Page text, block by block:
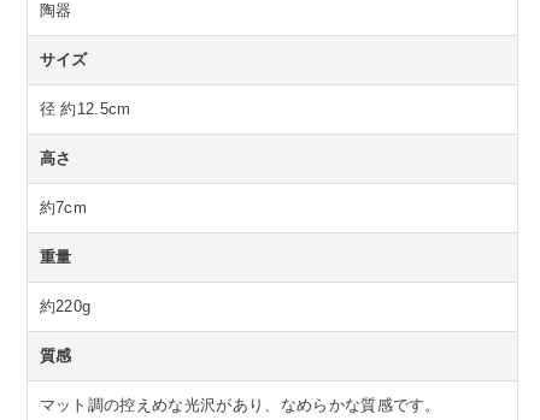
陶器
サイズ
径 約12.5cm
高さ
約7cm
重量
約220g
質感
マット調の控えめな光沢があり、なめらかな質感です。